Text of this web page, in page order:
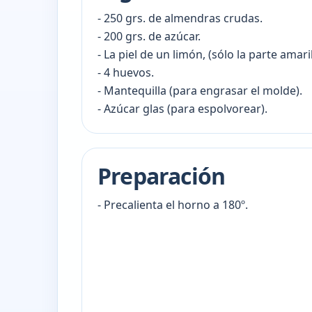
- 250 grs. de almendras crudas.
- 200 grs. de azúcar.
- La piel de un limón, (sólo la parte
- 4 huevos.
- Mantequilla (para engrasar el molde).
- Azúcar glas (para espolvorear).
Preparación
- Precalienta el horno a 180º.